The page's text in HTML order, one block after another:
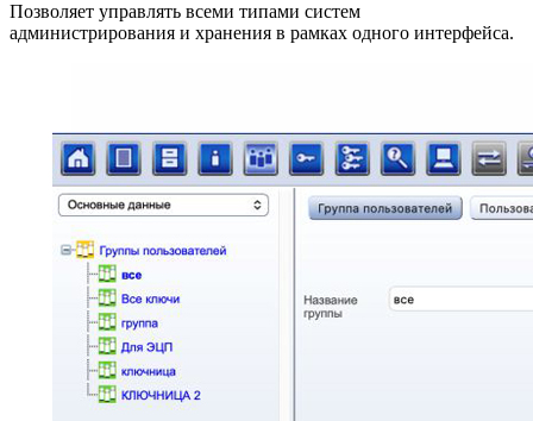
Позволяет управлять всеми типами систем
администрирования и хранения в рамках одного интерфейса.